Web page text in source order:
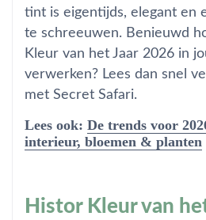
tint is eigentijds, elegant en
te schreeuwen. Benieuwd
Kleur van het Jaar 2026 in
verwerken? Lees dan snel
met Secret Safari.
Lees ook: De trends voor
interieur, bloemen & planten
Histor Kleur van